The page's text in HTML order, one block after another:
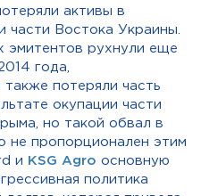
активы в
части Востока Украины.
эмитентов рухнули еще
года,
также потеряли часть
окупации части
но такой обвал в
не пропорционален этим
и
KSG Agro основную
политика